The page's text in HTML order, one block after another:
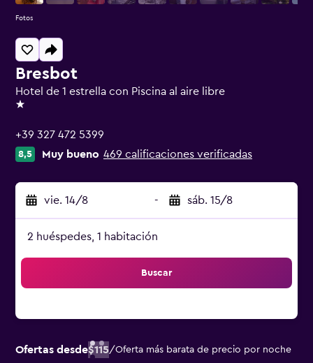
Bresbot
Hotel de 1 estrella con Piscina al aire libre
1 estrella
+39 327 472 5399
8,5 Muy bueno 469 calificaciones verificadas
vie. 14/8 - sáb. 15/8
2 huéspedes, 1 habitación
Buscar
Ofertas desde$115/Oferta más barata de precio por noche
Fotos